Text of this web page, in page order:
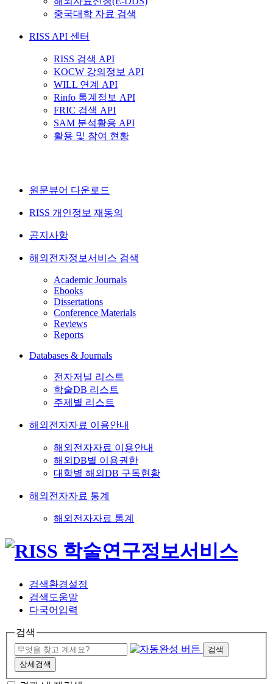
중국대학 자료 검색
RISS API 센터
RISS 검색 API
KOCW 강의정보 API
WILL 연계 API
Rinfo 통계정보 API
FRIC 검색 API
SAM 분석활용 API
활용 및 참여 현황
원문뷰어 다운로드
RISS 개인정보 재동의
공지사항
해외전자정보서비스 검색
Academic Journals
Ebooks
Dissertations
Conference Materials
Reviews
Reports
Databases & Journals
전자저널 리스트
학술DB 리스트
주제별 리스트
해외전자자료 이용안내
해외전자자료 이용안내
해외DB별 이용권한
대학별 해외DB 구독현황
해외전자자료 통계
해외전자자료 통계
검색환경설정
검색도움말
다국어입력
검색
검색
상세검색